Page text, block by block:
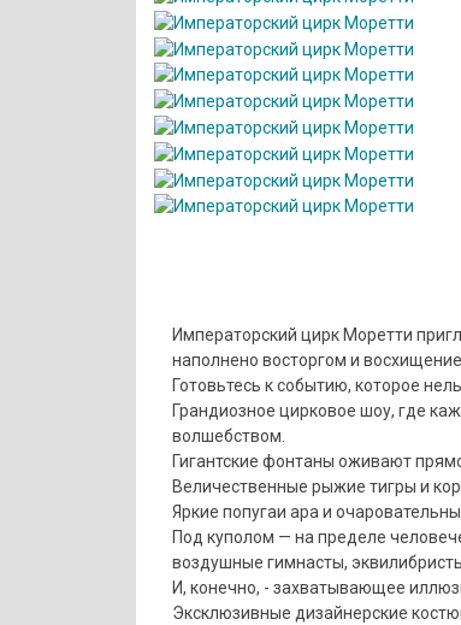
Императорский цирк Моретти
наполнено восторгом и
Готовьтесь к событию, которое
Грандиозное цирковое шоу, где
волшебством.
Гигантские фонтаны оживают
Величественные рыжие тигры и
Яркие попугаи ара и
Под куполом — на пределе
воздушные гимнасты,
И, конечно, - захватывающее
Эксклюзивные дизайнерские